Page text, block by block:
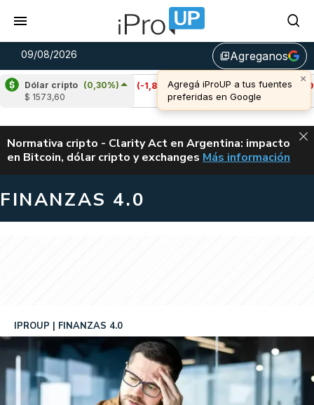
09/08/2026 library_addAgreganos
×
Agregá iProUP a tus fuentes
preferidas en Google
Dólar cripto (0,30%)
$ 1573,60
Cardano
(-1,81%)
Avalanche
(-0,49%)
u$s 6,48
ALERTA
Normativa cripto - Clarity Act en Argentina: impacto
en Bitcoin, dólar cripto y exchanges CLARITY ACT EN
Más información
FINANZAS 4.0
IPROUP FINANZAS 4.0